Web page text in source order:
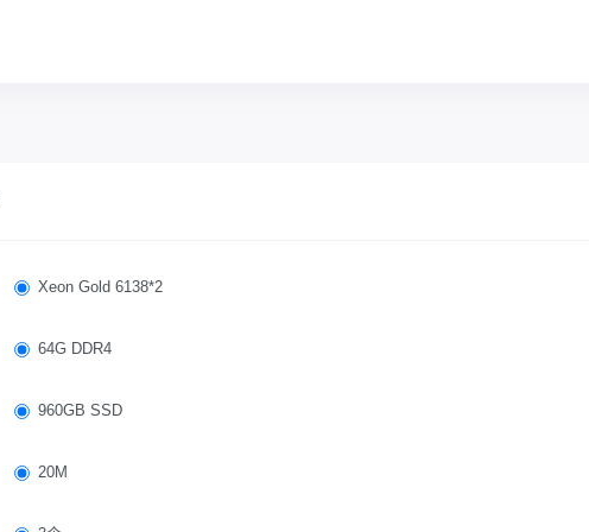
Xeon Gold 6138*2
64G DDR4
960GB SSD
20M